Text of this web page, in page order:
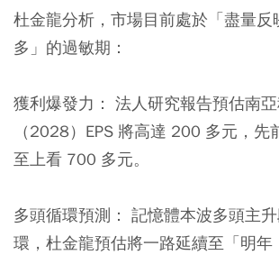
杜金龍分析，市場目前處於「盡量反
多」的過敏期：
獲利爆發力： 法人研究報告預估南
（2028）EPS 將高達 200 多元，先
至上看 700 多元。
多頭循環預測： 記憶體本波多頭主
環，杜金龍預估將一路延續至「明